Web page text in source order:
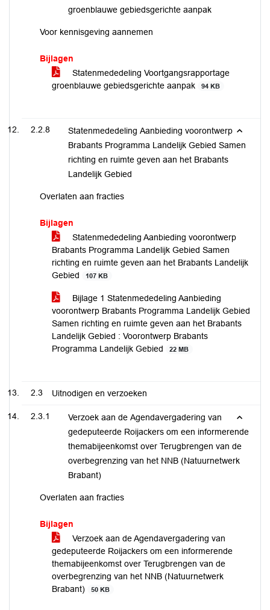
groenblauwe gebiedsgerichte aanpak
Voor kennisgeving aannemen
Bijlagen
Statenmededeling Voortgangsrapportage
groenblauwe gebiedsgerichte aanpak
94 KB
2.2.8
Statenmededeling Aanbieding voorontwerp
Brabants Programma Landelijk Gebied Samen
richting en ruimte geven aan het Brabants
Landelijk Gebied
Overlaten aan fracties
Bijlagen
Statenmededeling Aanbieding voorontwerp
Brabants Programma Landelijk Gebied Samen
richting en ruimte geven aan het Brabants Landelijk
Gebied
107 KB
Bijlage 1 Statenmededeling Aanbieding
voorontwerp Brabants Programma Landelijk Gebied
Samen richting en ruimte geven aan het Brabants
Landelijk Gebied : Voorontwerp Brabants
Programma Landelijk Gebied
22 MB
2.3 Uitnodigen en verzoeken
2.3.1
Verzoek aan de Agendavergadering van
gedeputeerde Roijackers om een informerende
themabijeenkomst over Terugbrengen van de
overbegrenzing van het NNB (Natuurnetwerk
Brabant)
Overlaten aan fracties
Bijlagen
Verzoek aan de Agendavergadering van
gedeputeerde Roijackers om een informerende
themabijeenkomst over Terugbrengen van de
overbegrenzing van het NNB (Natuurnetwerk
Brabant)
50 KB